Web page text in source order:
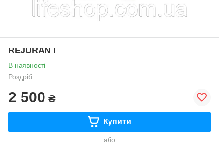
REJURAN I
В наявності
Роздріб
2 500 ₴
Купити
або